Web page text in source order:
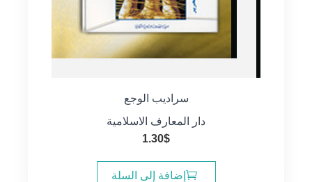
سراديب الوجع
دار المعارف الاسلامية
1.30$
إضافة إلى السلة